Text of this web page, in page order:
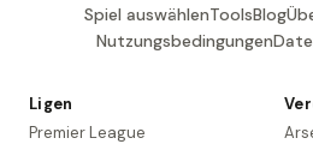
Spiel auswählenToolsBlog
Nutzungsbedingungen
Ligen
Premier League